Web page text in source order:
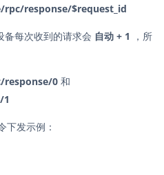
response/$request_id
每次收到的请求会 自动 + 1
，所
response/0 和
1
下发示例：